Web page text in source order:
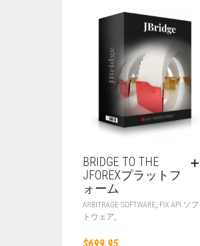
BRIDGE TO THE
JFOREXプラットフ
ォーム
ARBITRAGE SOFTWARE FIX API ソフ
トウェア
$699.95